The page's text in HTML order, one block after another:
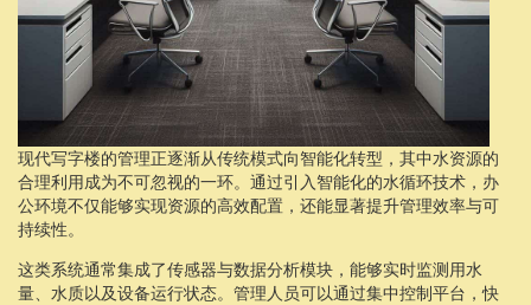
现代写字楼的管理正逐渐从传统模式向智能化转型，其中水资源的
合理利用成为不可忽视的一环。通过引入智能化的水循环技术，办
公环境不仅能够实现资源的高效配置，还能显著提升管理效率与可
持续性。
这类系统通常集成了传感器与数据分析模块，能够实时监测用水
量、水质以及设备运行状态。管理人员可以通过集中控制平台，快